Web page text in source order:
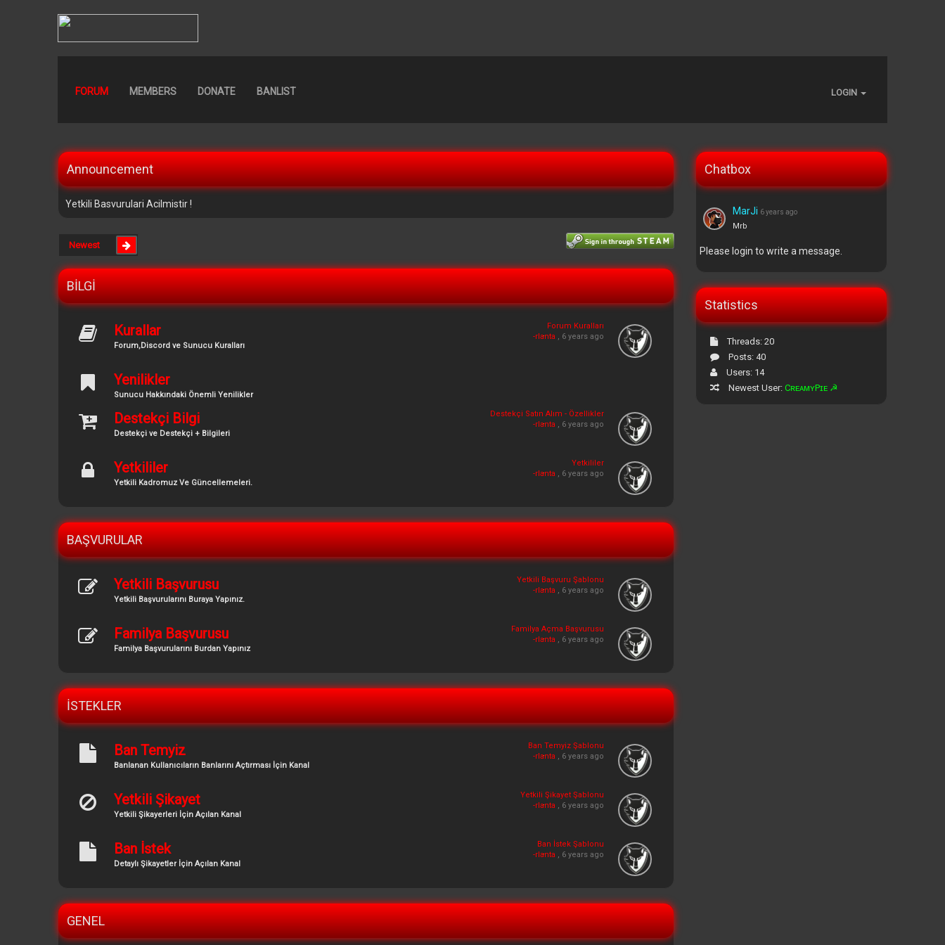
FORUM MEMBERS DONATE BANLIST LOGIN
Announcement
Yetkili Basvurulari Acilmistir !
BİLGİ
Kurallar
Forum,Discord ve Sunucu Kuralları
Forum Kuralları
-rlanta , 6 years ago
Yenilikler
Sunucu Hakkındaki Önemli Yenilikler
Destekçi Bilgi
Destekçi ve Destekçi + Bilgileri
Destekçi Satın Alım - Özellikler
-rlanta , 6 years ago
Yetkililer
Yetkili Kadromuz Ve Güncellemeleri.
Yetkililer
-rlanta , 6 years ago
BAŞVURULAR
Yetkili Başvurusu
Yetkili Başvurularını Buraya Yapınız.
Yetkili Başvuru Şablonu
-rlanta , 6 years ago
Familya Başvurusu
Familya Başvurularını Burdan Yapınız
Familya Açma Başvurusu
-rlanta , 6 years ago
İSTEKLER
Ban Temyiz
Banlanan Kullanıcıların Banlarını Açtırması İçin Kanal
Ban Temyiz Şablonu
-rlanta , 6 years ago
Yetkili Şikayet
Yetkili Şikayerleri İçin Açılan Kanal
Yetkili Şikayet Şablonu
-rlanta , 6 years ago
Ban İstek
Detaylı Şikayetler İçin Açılan Kanal
Ban İstek Şablonu
-rlanta , 6 years ago
GENEL
Chatbox
MarJi 6 years ago
Mrb
Please login to write a message.
Statistics
Threads: 20
Posts: 40
Users: 14
Newest User:CʀᴇᴀᴍʏPɪᴇ ☭